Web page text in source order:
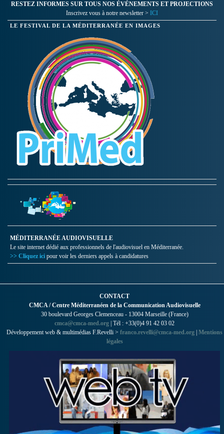
RESTEZ INFORMES SUR TOUS NOS ÉVÉNEMENTS ET PROJECTIONS
Inscrivez vous à notre newsletter > ICI
LE FESTIVAL DE LA MÉDITERRANÉE EN IMAGES
MÉDITERRANÉE AUDIOVISUELLE
Le site internet dédié aux professionnels de l'audiovisuel en Méditerranée.
>> Cliquez ici pour voir les derniers appels à candidatures
CONTACT
CMCA / Centre Méditerranéen de la Communication Audiovisuelle
30 boulevard Georges Clemenceau - 13004 Marseille (France)
cmca@cmca-med.org | Tél : +33(0)4 91 42 03 02
Développement web & multimédias F.Revelli > franco.revelli@cmca-med.org Mentions
légales